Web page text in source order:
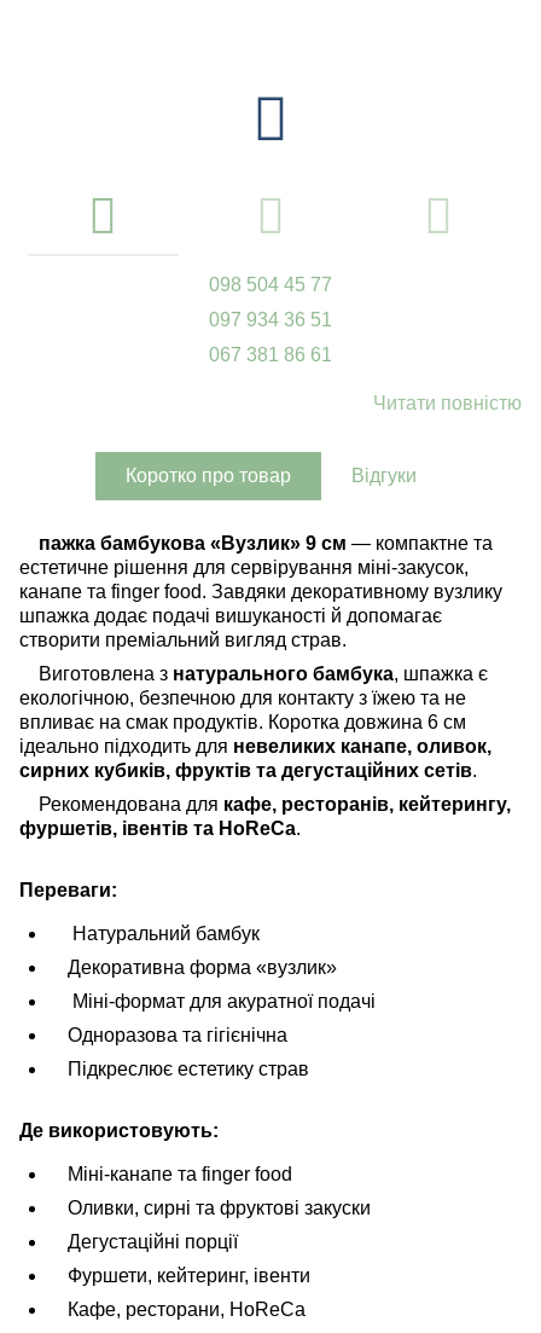
098 504 45 77
097 934 36 51
067 381 86 61
Читати повністю
Коротко про товар Відгуки
пажка бамбукова «Вузлик» 9 см — компактне та
естетичне рішення для сервірування міні-закусок,
канапе та finger food. Завдяки декоративному вузлику
шпажка додає подачі вишуканості й допомагає
створити преміальний вигляд страв.
Виготовлена з натурального бамбука, шпажка є
екологічною, безпечною для контакту з їжею та не
впливає на смак продуктів. Коротка довжина 6 см
ідеально підходить для невеликих канапе, оливок,
сирних кубиків, фруктів та дегустаційних сетів.
Рекомендована для кафе, ресторанів, кейтерингу,
фуршетів, івентів та HoReCa.
Переваги:
Натуральний бамбук
Декоративна форма «вузлик»
Міні-формат для акуратної подачі
Одноразова та гігієнічна
Підкреслює естетику страв
Де використовують:
Міні-канапе та finger food
Оливки, сирні та фруктові закуски
Дегустаційні порції
Фуршети, кейтеринг, івенти
Кафе, ресторани, HoReCa